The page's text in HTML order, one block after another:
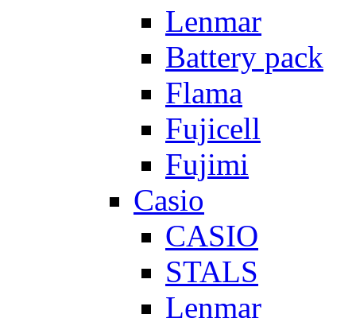
Lenmar
Battery pack
Flama
Fujicell
Fujimi
Casio
CASIO
STALS
Lenmar